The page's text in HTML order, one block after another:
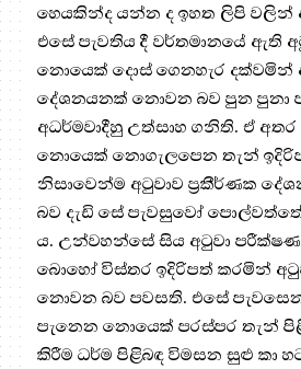
හෙයකින්ද යන්න ද ඉහත ලිපි වලින්
එසේ පැවතිය දී වර්තමානයේ ඇති
නොයෙක් දොස් ගෙනහැර දක්වමින්
දේශනයනක් නොවන බව පුන පුනා
අධර්මවාදීහු උත්සාහ ගනිති. ඒ
නොයෙක් නොගැලපෙන තැන්
නිසාවෙන්ම අටුවාව ප්‍රකීර්ණක
බව දැඩි සේ පැවසුවෝ
ය. උන්වහන්සේ සිය අටුවා
බොහෝ විස්තර ඉදිරිපත් කරමින්
නොවන බව පවසති. එසේ
පැනෙන නොයෙක් පරස්පර තැන්
කිරීම ධර්ම පිළිබඳ විමසන සුළු කා